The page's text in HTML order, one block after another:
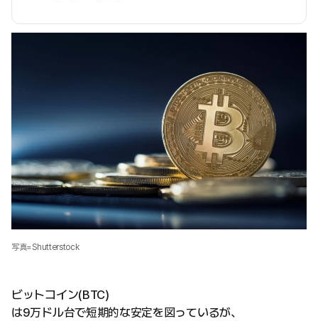
写真=Shutterstock
ビットコイン(BTC)
は9万ドル台で短期的な安定を図っているが、